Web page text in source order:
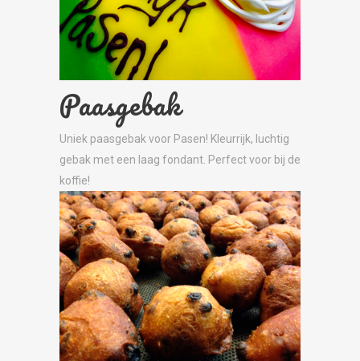
Paasgebak
Uniek paasgebak voor Pasen! Kleurrijk, luchtig
gebak met een laag fondant. Perfect voor bij de
koffie!